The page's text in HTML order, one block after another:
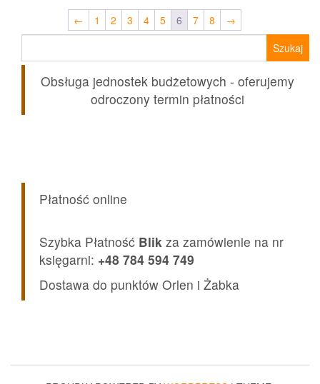
← 1 2 3 4 5 6 7 8
→
Obsługa jednostek budżetowych - oferujemy
odroczony termin płatności
Płatność online
Szybka Płatność Blik za zamówienie na nr
księgarni: +48 784 594 749
Dostawa do punktów Orlen i Żabka